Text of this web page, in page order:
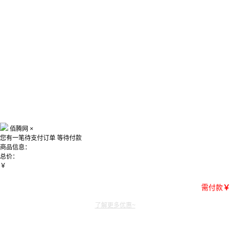
佰腾网 ×
您有一笔待支付订单 等待付款
商品信息：
总价：
￥
需付款￥
了解更多优惠~